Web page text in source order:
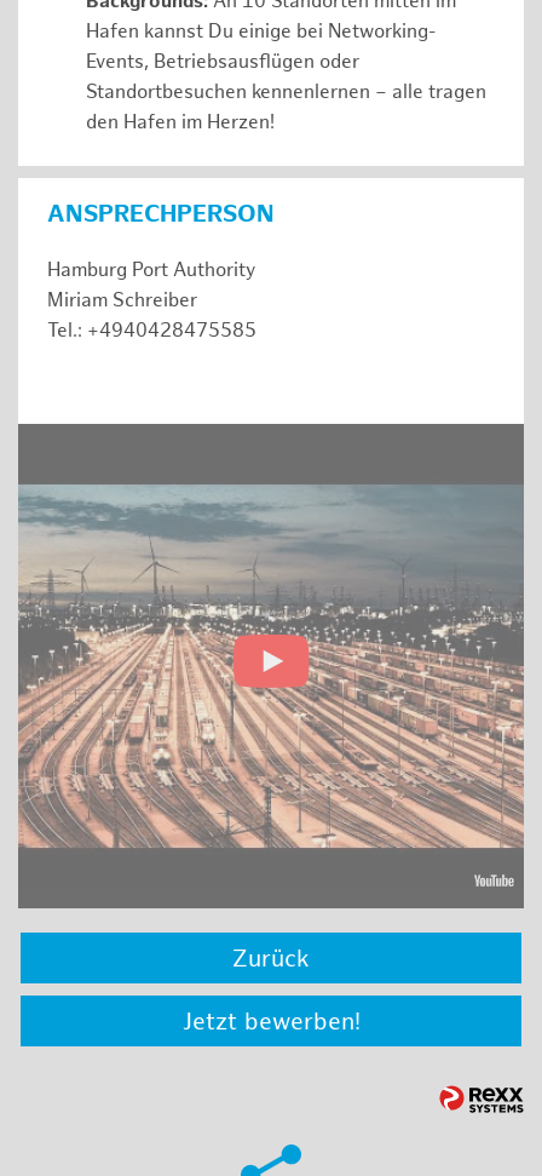
Hafen kannst Du einige bei Networking-
Events, Betriebsausflügen oder
Standortbesuchen kennenlernen – alle tragen
den Hafen im Herzen!
ANSPRECHPERSON
Hamburg Port Authority
Miriam Schreiber
Tel.: +4940428475585
Zurück
Jetzt bewerben!